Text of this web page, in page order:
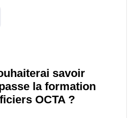
savoir
la formation
OCTA ?